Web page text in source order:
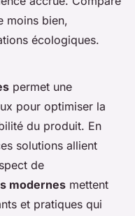
moins bien,
écologiques.
permet une
pour optimiser la
du produit. En
solutions allient
de
modernes mettent
et pratiques qui